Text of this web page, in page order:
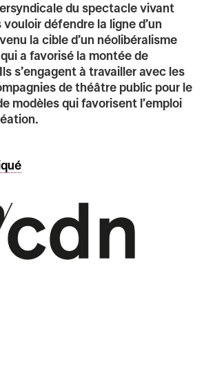
du spectacle vivant
défendre la ligne d’un
la cible d’un néolibéralisme
a favorisé la montée de
s’engagent à travailler avec les
de théâtre public pour le
modèles qui favorisent l’emploi